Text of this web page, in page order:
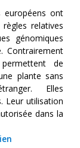
européens ont
relatives
génomiques
Contrairement
de
plante sans
Elles
Leur utilisation
dans la